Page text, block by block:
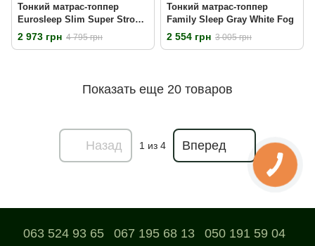
Тонкий матрас-топпер
Eurosleep Slim Super Strong
Трикотаж
2 973 грн 4 795 грн
Тонкий матрас-топпер
Family Sleep Gray White Fog
2 554 грн 3 005 грн
Показать еще 20 товаров
Назад 1из 4 Вперед
063 524 93 65 067 195 68 13 050 191 59 04